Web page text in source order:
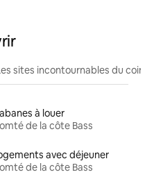
sites incontournables du coin
à louer
de la côte Bass
avec déjeuner
de la côte Bass